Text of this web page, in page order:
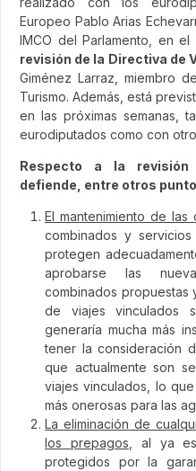
Europeo Pablo Arias
IMCO del Parlamento, en
revisión de la Directiva de
Giménez Larraz, miembro
Turismo. Además, está
en las próximas semanas,
eurodiputados como con
Respecto a la
defiende, entre otros
El mantenimiento de las
combinados y
protegen
aprobarse las
combinados propuestas
de viajes vinculados
generaría mucha más
tener la consideración
que actualmente son
viajes vinculados, lo
más onerosas para las
La eliminación de
los prepagos , al ya
protegidos por la